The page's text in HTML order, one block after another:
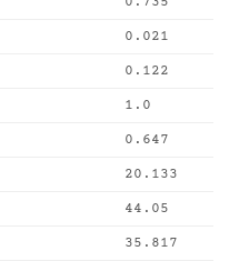
0.021
0.122
1.0
0.647
20.133
44.05
35.817